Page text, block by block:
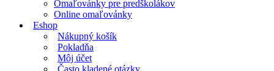
Omaľovánky pre predškolákov
Online omaľovánky
Eshop
Nákupný košík
Pokladňa
Môj účet
Často kladené otázky